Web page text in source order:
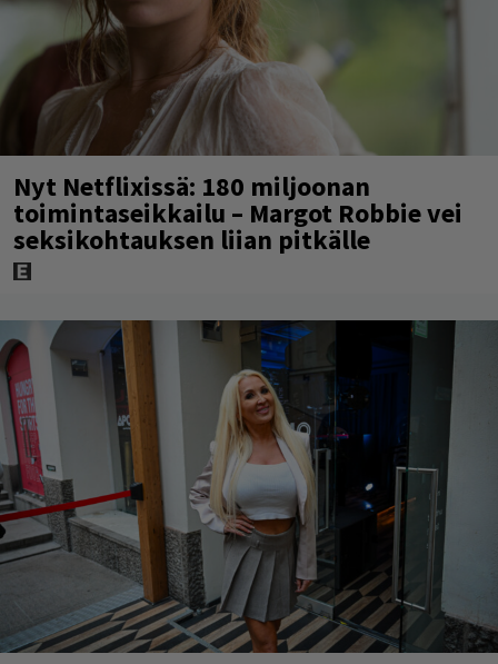
Nyt Netflixissä: 180 miljoonan
toimintaseikkailu – Margot Robbie vei
seksikohtauksen liian pitkälle